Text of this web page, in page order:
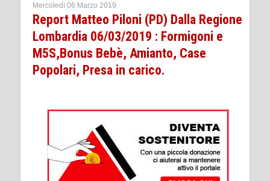
Mercoledì 06 Marzo 2019
Report Matteo Piloni (PD) Dalla Regione
Lombardia 06/03/2019 : Formigoni e
M5S,Bonus Bebè, Amianto, Case
Popolari, Presa in carico.